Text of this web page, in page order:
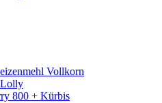
Vollkorn
Lolly
800 + Kürbis